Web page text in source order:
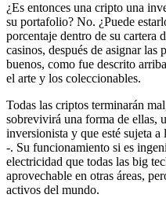
¿Es entonces una cripto una
su portafolio? No. ¿Puede
porcentaje dentro de su cartera
casinos, después de asignar las
buenos, como fue descrito
el arte y los coleccionables.
Todas las criptos terminarán
sobrevivirá una forma de ellas,
inversionista y que esté sujeta
-. Su funcionamiento si es
electricidad que todas las big
aprovechable en otras áreas,
activos del mundo.